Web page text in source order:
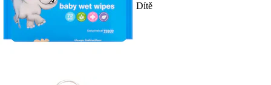
Dítě